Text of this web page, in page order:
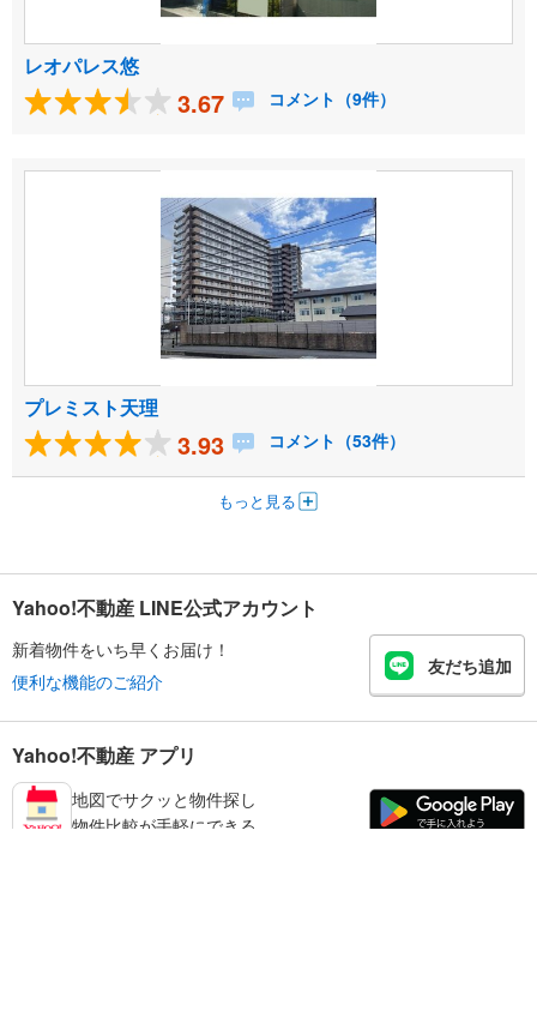
レオパレス悠
3.67 コメント（9件）
プレミスト天理
3.93 コメント（53件）
もっと見る
Yahoo!不動産 LINE公式アカウント
新着物件をいち早くお届け！
便利な機能のご紹介
友だち追加
Yahoo!不動産 アプリ
地図でサクッと物件探し
物件比較が手軽にできる